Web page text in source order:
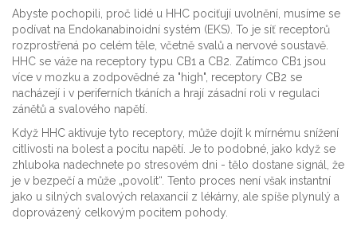
Abyste pochopili, proč lidé u HHC pociťují uvolnění, musíme se
podívat na Endokanabinoidní systém (EKS). To je síť receptorů
rozprostřená po celém těle, včetně svalů a nervové soustavě.
HHC se váže na receptory typu CB1 a CB2. Zatímco CB1 jsou
více v mozku a zodpovědné za "high", receptory CB2 se
nacházejí i v periferních tkáních a hrají zásadní roli v regulaci
zánětů a svalového napětí.
Když HHC aktivuje tyto receptory, může dojít k mírnému snížení
citlivosti na bolest a pocitu napětí. Je to podobné, jako když se
zhluboka nadechnete po stresovém dni - tělo dostane signál, že
je v bezpečí a může „povolit“. Tento proces není však instantní
jako u silných svalových relaxancií z lékárny, ale spíše plynulý a
doprovázený celkovým pocitem pohody.